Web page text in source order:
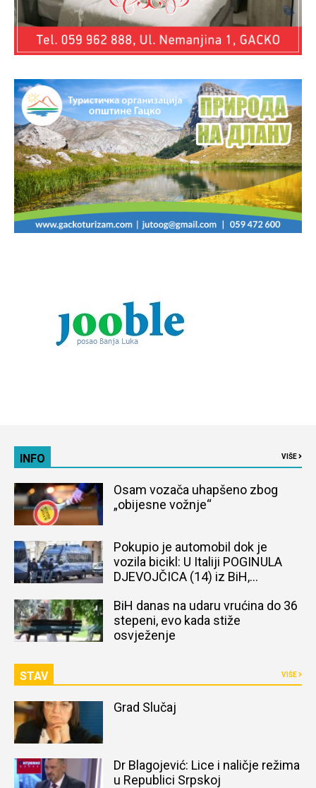
INFO VIŠE
Osam vozača uhapšeno zbog
„obijesne vožnje“
Pokupio je automobil dok je
vozila bicikl: U Italiji POGINULA
DJEVOJČICA (14) iz BiH,
BiH danas na udaru vrućina do 36
stepeni, evo kada stiže
osvježenje
STAV VIŠE
Grad Slučaj
Dr Blagojević: Lice i naličje režima
u Republici Srpskoj